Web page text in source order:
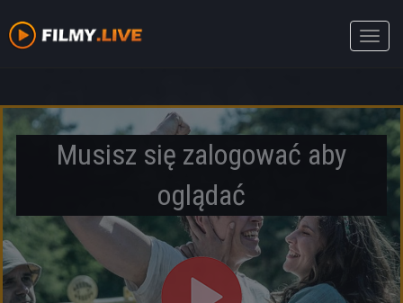
Toggle
Musisz się zalogować aby
oglądać